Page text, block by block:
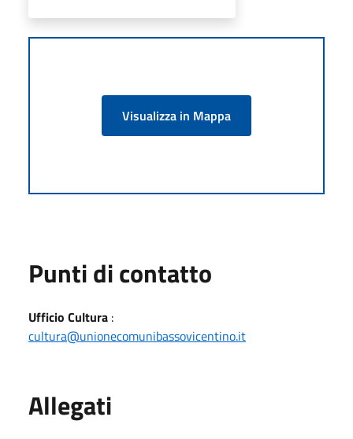
Visualizza in Mappa
Punti di contatto
Ufficio Cultura :
cultura@unionecomunibassovicentino.it
Allegati